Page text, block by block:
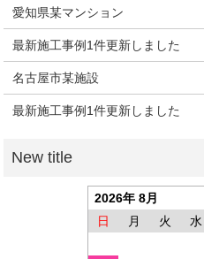
愛知県某マンション
最新施工事例1件更新しました
名古屋市某施設
最新施工事例1件更新しました
2026年 8月
日
月 火 水